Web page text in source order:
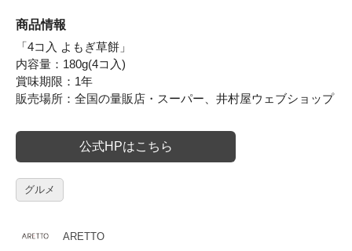
商品情報
「4コ入 よもぎ草餅」
内容量：180g(4コ入)
賞味期限：1年
販売場所：全国の量販店・スーパー、井村屋ウェブショップ
公式HPはこちら
グルメ
ARETTO